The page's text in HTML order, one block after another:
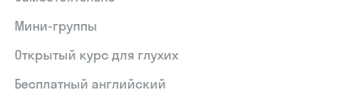
Мини-группы
Открытый курс для глухих
Бесплатный английский